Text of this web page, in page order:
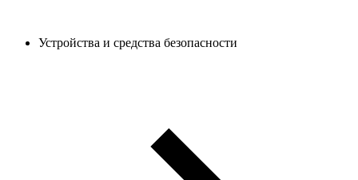
Устройства и средства безопасности